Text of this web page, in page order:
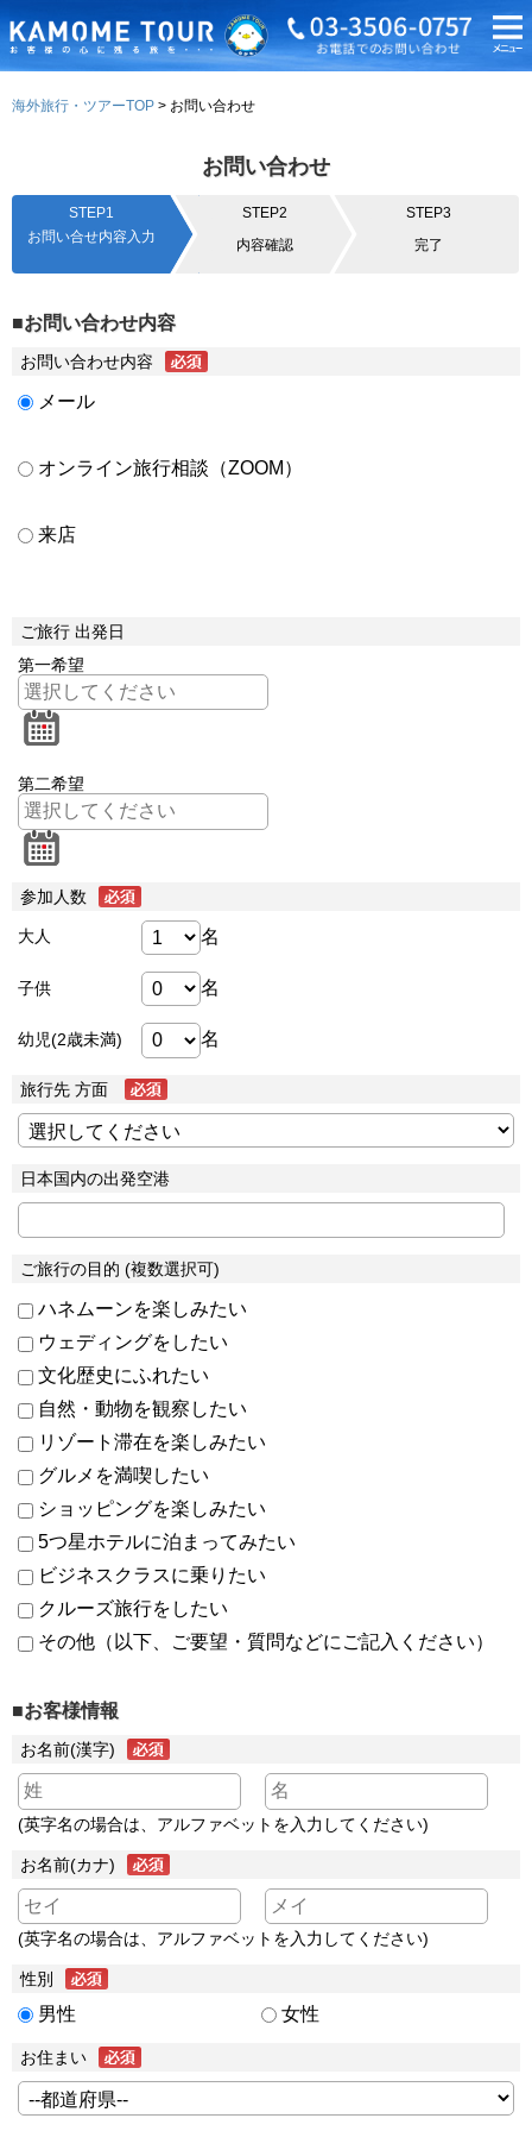
海外旅行・ツアーTOP お問い合わせ
お問い合わせ
STEP1
お問い合せ内容入力
STEP2
内容確認
STEP3
完了
■お問い合わせ内容
お問い合わせ内容
メール
オンライン旅行相談（ZOOM）
来店
ご旅行 出発日
第一希望
第二希望
参加人数
大人 名
子供 名
幼児(2歳未満) 名
旅行先 方面
日本国内の出発空港
ご旅行の目的 (複数選択可)
ハネムーンを楽しみたい
ウェディングをしたい
文化歴史にふれたい
自然・動物を観察したい
リゾート滞在を楽しみたい
グルメを満喫したい
ショッピングを楽しみたい
5つ星ホテルに泊まってみたい
ビジネスクラスに乗りたい
クルーズ旅行をしたい
その他（以下、ご要望・質問などにご記入ください）
■お客様情報
お名前(漢字)
(英字名の場合は、アルファベットを入力してください)
お名前(カナ)
(英字名の場合は、アルファベットを入力してください)
性別
男性 女性
お住まい